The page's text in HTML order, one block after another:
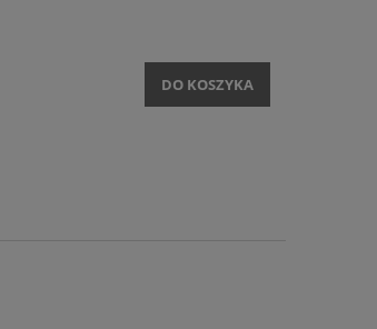
DO KOSZYKA